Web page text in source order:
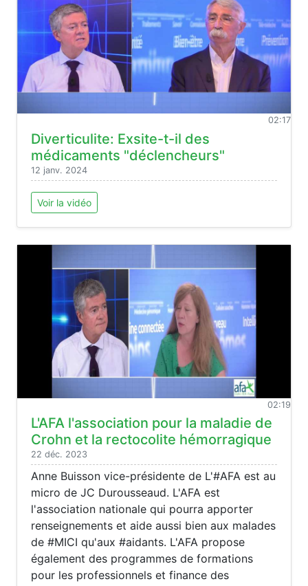
02:17
Diverticulite: Exsite-t-il des
médicaments "déclencheurs"
12 janv. 2024
Voir la vidéo
02:19
L'AFA l'association pour la maladie de
Crohn et la rectocolite hémorragique
22 déc. 2023
Anne Buisson vice-présidente de L'#AFA est au
micro de JC Durousseaud. L'AFA est
l'association nationale qui pourra apporter
renseignements et aide aussi bien aux malades
de #MICI qu'aux #aidants. L'AFA propose
également des programmes de formations
pour les professionnels et finance des